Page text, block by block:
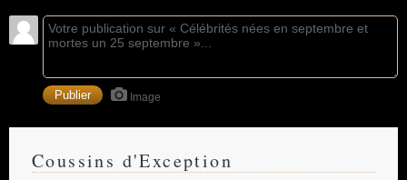
Image
Coussins d'Exception